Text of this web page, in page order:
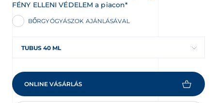
FÉNY ELLENI VÉDELEM a piacon*
BŐRGYÓGYÁSZOK AJÁNLÁSÁVAL
TUBUS 40 ML
ONLINE VÁSÁRLÁS